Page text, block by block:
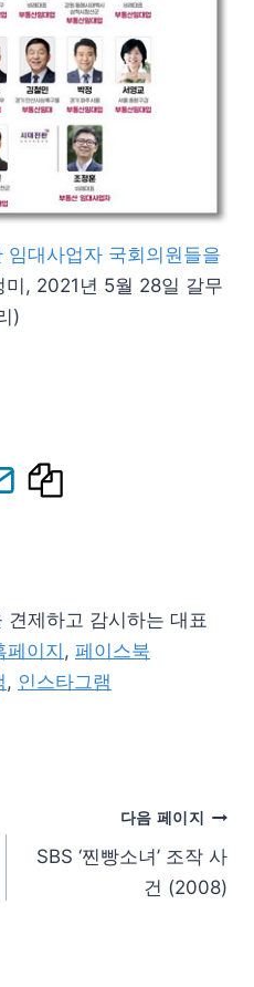
임대사업자 국회의원들을
미, 2021년 5월 28일 갈무
)
제하고 감시하는 대표
페이지 , 페이스북
, 인스타그램
다음 페이지
SBS ‘찐빵소녀’ 조작 사
건 (2008)